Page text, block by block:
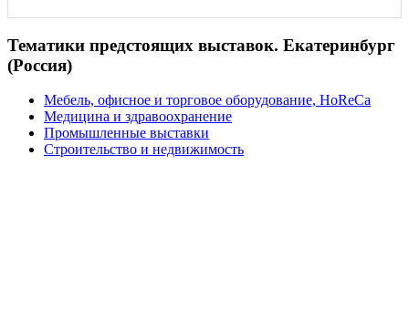
Тематики предстоящих выставок. Екатеринбург
(Россия)
Мебель, офисное и торговое оборудование, HoReCa
Медицина и здравоохранение
Промышленные выставки
Строительство и недвижимость